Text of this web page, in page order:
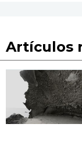
Artículos